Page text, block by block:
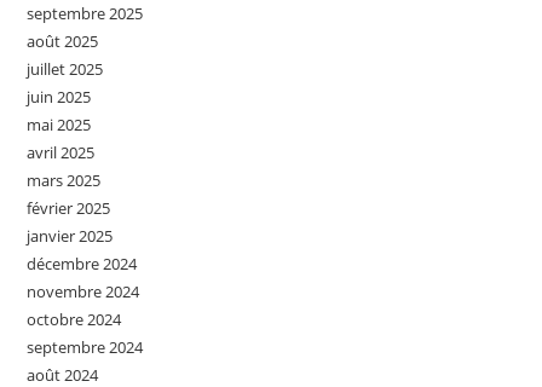
septembre 2025
août 2025
juillet 2025
juin 2025
mai 2025
avril 2025
mars 2025
février 2025
janvier 2025
décembre 2024
novembre 2024
octobre 2024
septembre 2024
août 2024